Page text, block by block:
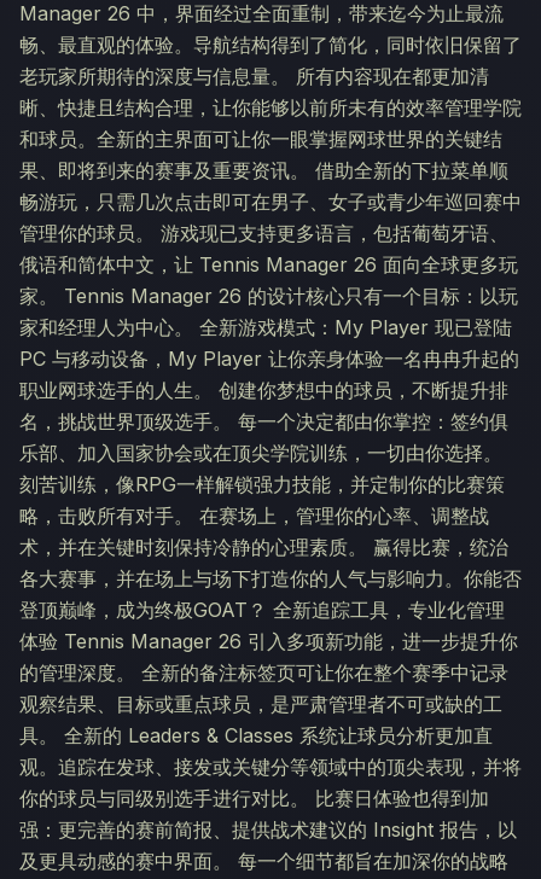
Manager 26 中，界面经过全面重制，带来迄今为止最流
畅、最直观的体验。导航结构得到了简化，同时依旧保留了
老玩家所期待的深度与信息量。 所有内容现在都更加清
晰、快捷且结构合理，让你能够以前所未有的效率管理学院
和球员。全新的主界面可让你一眼掌握网球世界的关键结
果、即将到来的赛事及重要资讯。 借助全新的下拉菜单顺
畅游玩，只需几次点击即可在男子、女子或青少年巡回赛中
管理你的球员。 游戏现已支持更多语言，包括葡萄牙语、
俄语和简体中文，让 Tennis Manager 26 面向全球更多玩
家。 Tennis Manager 26 的设计核心只有一个目标：以玩
家和经理人为中心。 全新游戏模式：My Player 现已登陆
PC 与移动设备，My Player 让你亲身体验一名冉冉升起的
职业网球选手的人生。 创建你梦想中的球员，不断提升排
名，挑战世界顶级选手。 每一个决定都由你掌控：签约俱
乐部、加入国家协会或在顶尖学院训练，一切由你选择。
刻苦训练，像RPG一样解锁强力技能，并定制你的比赛策
略，击败所有对手。 在赛场上，管理你的心率、调整战
术，并在关键时刻保持冷静的心理素质。 赢得比赛，统治
各大赛事，并在场上与场下打造你的人气与影响力。你能否
登顶巅峰，成为终极GOAT？ 全新追踪工具，专业化管理
体验 Tennis Manager 26 引入多项新功能，进一步提升你
的管理深度。 全新的备注标签页可让你在整个赛季中记录
观察结果、目标或重点球员，是严肃管理者不可或缺的工
具。 全新的 Leaders & Classes 系统让球员分析更加直
观。追踪在发球、接发或关键分等领域中的顶尖表现，并将
你的球员与同级别选手进行对比。 比赛日体验也得到加
强：更完善的赛前简报、提供战术建议的 Insight 报告，以
及更具动感的赛中界面。 每一个细节都旨在加深你的战略